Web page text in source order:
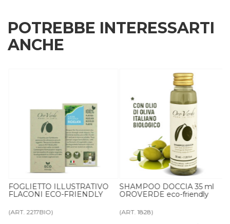
POTREBBE INTERESSARTI
ANCHE
FOGLIETTO ILLUSTRATIVO
FLACONI ECO-FRIENDLY
(ART. 2217BIO)
SHAMPOO DOCCIA 35 ml
OROVERDE eco-friendly
(ART. 1828)